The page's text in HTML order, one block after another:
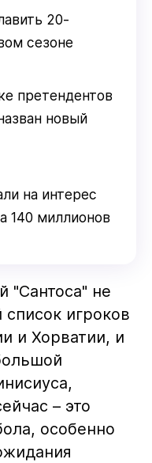
20-
сезоне
претендентов
новый
на интерес
140 миллионов
"Сантоса" не
игроков
и Хорватии, и
– это
особенно